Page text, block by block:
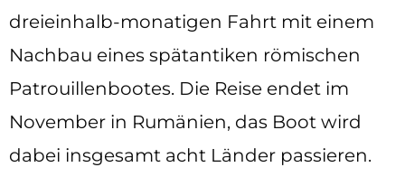
dreieinhalb-monatigen Fahrt mit einem
Nachbau eines spätantiken römischen
Patrouillenbootes. Die Reise endet im
November in Rumänien, das Boot wird
dabei insgesamt acht Länder passieren.